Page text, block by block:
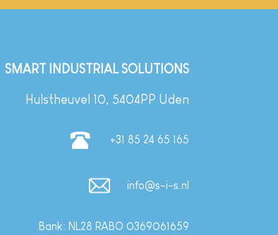
SMART INDUSTRIAL SOLUTIONS
Hulstheuvel 10, 5404PP Uden
+31 85 24 65 165
info@s-i-s.nl
Bank: NL28 RABO 0369061659